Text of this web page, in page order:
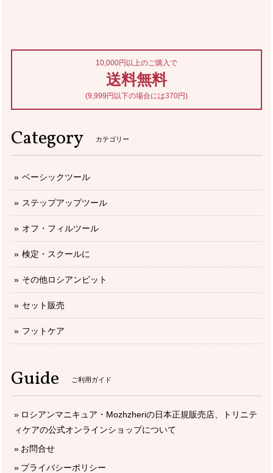
10,000円以上のご購入で
送料無料
(9,999円以下の場合には370円)
Category カテゴリー
ベーシックツール
ステップアップツール
オフ・フィルツール
検定・スクールに
その他ロシアンビット
セット販売
フットケア
Guide ご利用ガイド
ロシアンマニキュア・Mozhzheriの日本正規販売店、トリニテ
ィケアの公式オンラインショップについて
お問合せ
プライバシーポリシー